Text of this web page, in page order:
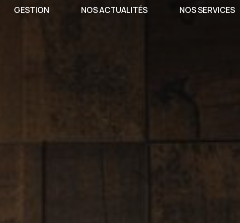
GESTION NOS ACTUALITÉS NOS SERVICES